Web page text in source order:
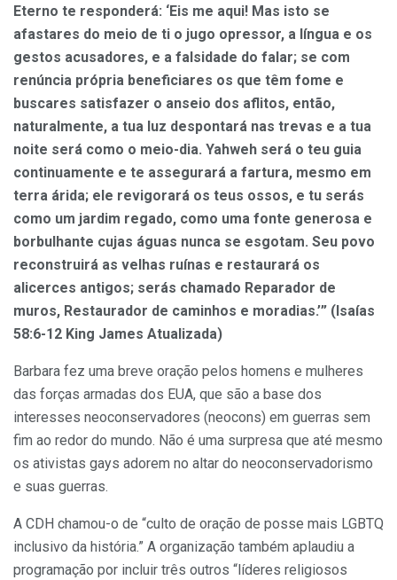
Eterno te responderá: ‘Eis me aqui! Mas isto se
afastares do meio de ti o jugo opressor, a língua e os
gestos acusadores, e a falsidade do falar; se com
renúncia própria beneficiares os que têm fome e
buscares satisfazer o anseio dos aflitos, então,
naturalmente, a tua luz despontará nas trevas e a tua
noite será como o meio-dia. Yahweh será o teu guia
continuamente e te assegurará a fartura, mesmo em
terra árida; ele revigorará os teus ossos, e tu serás
como um jardim regado, como uma fonte generosa e
borbulhante cujas águas nunca se esgotam. Seu povo
reconstruirá as velhas ruínas e restaurará os
alicerces antigos; serás chamado Reparador de
muros, Restaurador de caminhos e moradias.’” (Isaías
58:6-12 King James Atualizada)
Barbara fez uma breve oração pelos homens e mulheres
das forças armadas dos EUA, que são a base dos
interesses neoconservadores (neocons) em guerras sem
fim ao redor do mundo. Não é uma surpresa que até mesmo
os ativistas gays adorem no altar do neoconservadorismo
e suas guerras.
A CDH chamou-o de “culto de oração de posse mais LGBTQ
inclusivo da história.” A organização também aplaudiu a
programação por incluir três outros “líderes religiosos